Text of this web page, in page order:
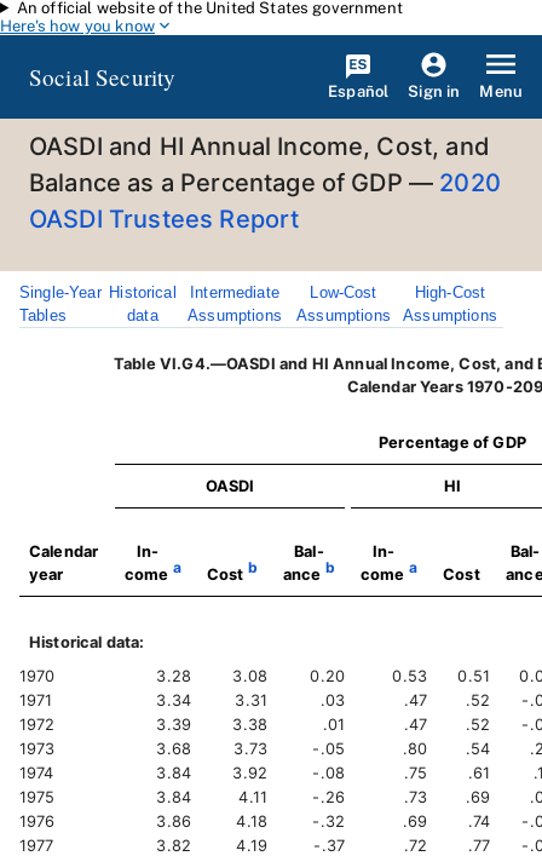
Skip to main content
An official website of the United States government
Here's how you know
Social Security Español Sign in Menu
OASDI and HI Annual Income, Cost, and
Balance as a Percentage of GDP — 2020
OASDI Trustees Report
Single-Year
Tables
Historical
data
Intermediate
Assumptions
Low-Cost
Assumptions
High-Cost
Assumptions
Table VI.G4.—OASDI and HI Annual Income, Cost, and
Calendar Years 1970-
Percentage of GDP
OASDI HI
Calendar
year
In-
come a Cost b
Bal-
ance b
In-
come a Cost
Bal-
Historical data:
1970
3.28 3.08 0.20 0.53 0.51
1971
3.34 3.31 .03 .47 .52
-
1972
3.39 3.38 .01 .47 .52
-
1973
3.68 3.73 -.05 .80 .54
1974
3.84 3.92 -.08 .75 .61
1975
3.84 4.11 -.26 .73 .69
1976
3.86 4.18 -.32 .69 .74
-
1977
3.82 4.19 -.37 .72 .77
-